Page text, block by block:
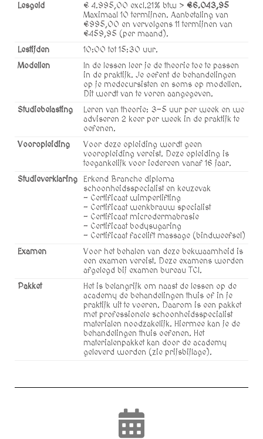
Lesgeld
€ 4.995,00 excl.21% btw > €6.043,95
Maximaal 10 termijnen. Aanbetaling van
€995,00 en vervolgens 11 termijnen van
€459,95 (per maand).
Lestijden
10:00 tot 15:30 uur.
Modellen
In de lessen leer je de theorie toe te passen
in de praktijk. Je oefent de behandelingen
op je medecursisten en soms op modellen.
Dit wordt van te voren aangegeven.
Studiebelasting
Leren van theorie: 3-5 uur per week en we
adviseren 2 keer per week in de praktijk te
oefenen.
Vooropleiding
Voor deze opleiding wordt geen
vooropleiding vereist. Deze opleiding is
toegankelijk voor iedereen vanaf 16 jaar.
Studieverklaring
Erkend Branche diploma
schoonheidsspecialist en keuzevak
- Certificaat wimperlifting
- Certificaat wenkbrauw specialist
- Certificaat microdermabrasie
- Certificaat bodysugaring
- Certificaat facelift massage (bindweefsel)
Examen
Voor het behalen van deze bekwaamheid is
een examen vereist. Deze examens worden
afgelegd bij examen bureau TCI.
Pakket
Het is belangrijk om naast de lessen op de
academy de behandelingen thuis of in je
praktijk uit te voeren. Daarom is een pakket
met professionele schoonheidsspecialist
materialen noodzakelijk. Hiermee kan je de
behandelingen thuis oefenen. Het
materialenpakket kan door de academy
geleverd worden (zie prijsbijlage).